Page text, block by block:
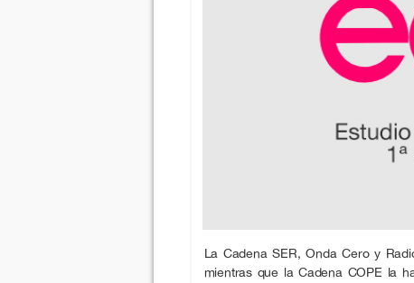
La Cadena SER, Onda Cero y
mientras que la Cadena COPE la